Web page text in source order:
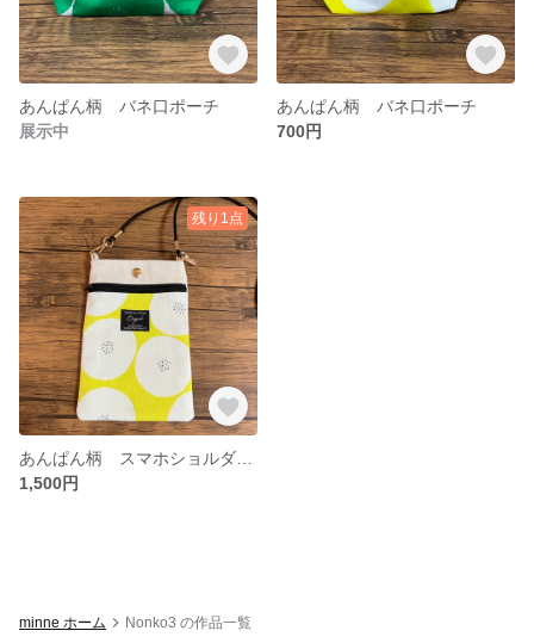
あんぱん柄 バネ口ポーチ
展示中
あんぱん柄 バネ口ポーチ
700円
残り1点
1,500円
minne ホーム Nonko3 の作品一覧